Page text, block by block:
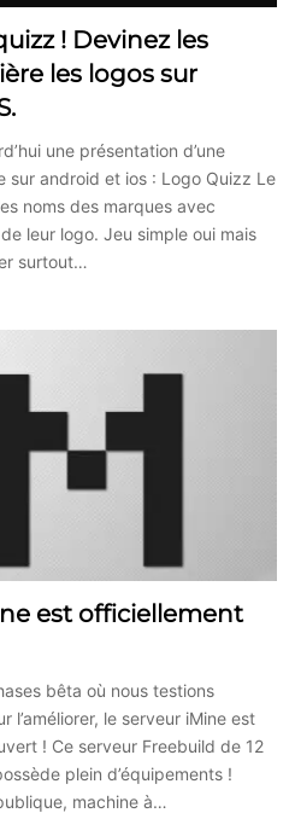
! Devinez les
les logos sur
une présentation d’une
sur android et ios : Logo Quizz Le
noms des marques avec
de leur logo. Jeu simple oui mais
surtout…
est officiellement
bêta où nous testions
l’améliorer, le serveur iMine est
! Ce serveur Freebuild de 12
plein d’équipements !
machine à…